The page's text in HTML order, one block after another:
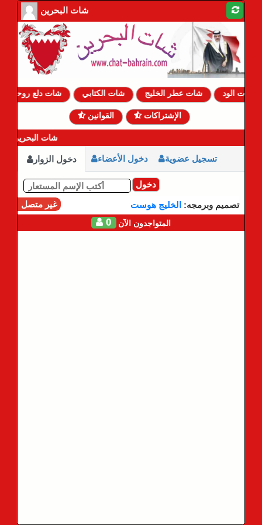
شات البحرين
شات دلع روحي شات الكتابي شات عطر الخليج شات الود
القوانين الإشتراكات
شات البحرين
دخول الزوار دخول الأعضاء تسجيل عضوية
دخول
غير متصل
تصميم وبرمجه: الخليج هوست
0 المتواجدون الآن